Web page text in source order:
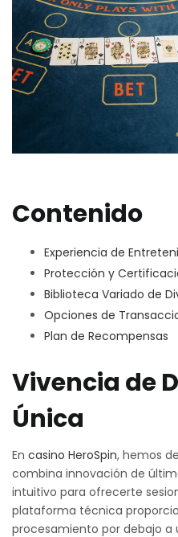
Contenido
Experiencia de
Protección y
Biblioteca Variado de
Opciones de
Plan de Recompensas
Vivencia de
Única
En casino HeroSpin, hemos
combina innovación de
intuitivo para ofrecerte
plataforma técnica
procesamiento por debajo a